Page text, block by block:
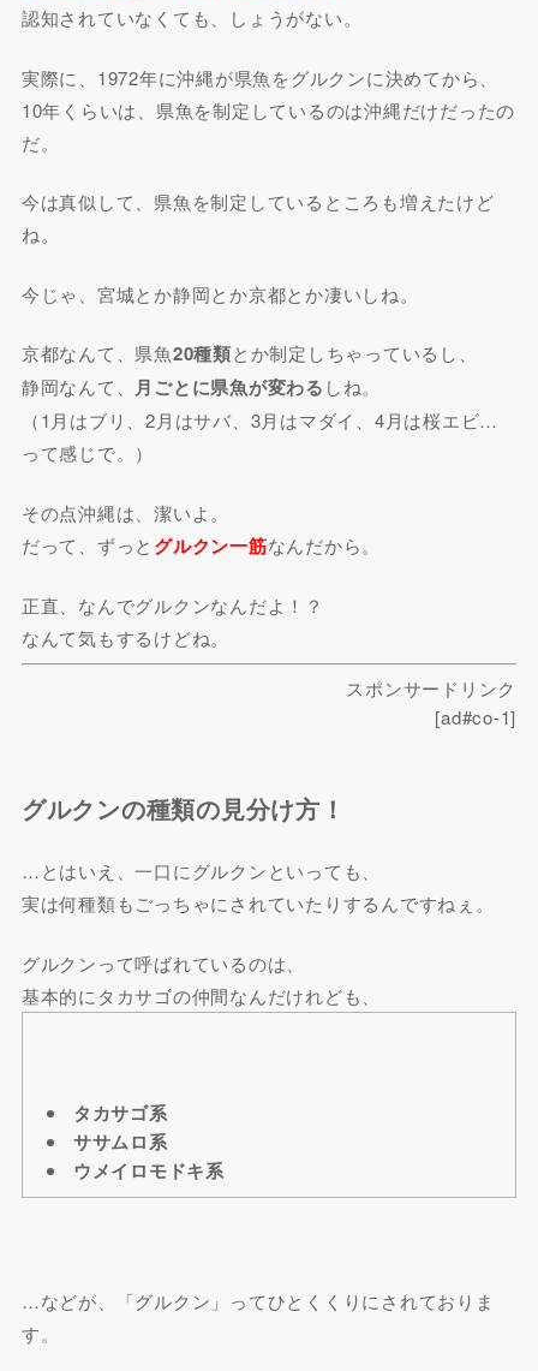
認知されていなくても、しょうがない。
実際に、1972年に沖縄が県魚をグルクンに決めてから、
10年くらいは、県魚を制定しているのは沖縄だけだったの
だ。
今は真似して、県魚を制定しているところも増えたけど
ね。
今じゃ、宮城とか静岡とか京都とか凄いしね。
京都なんて、県魚20種類とか制定しちゃっているし、
静岡なんて、 月ごとに県魚が変わる しね。
（1月はブリ、2月はサバ、3月はマダイ、4月は桜エビ…
って感じで。）
その点沖縄は、潔いよ。
だって、ずっと グルクン一筋なんだから。
正直、なんでグルクンなんだよ！？
なんて気もするけどね。
スポンサードリンク
[ad#co-1]
グルクンの種類の見分け方！
…とはいえ、一口にグルクンといっても、
実は何種類もごっちゃにされていたりするんですねぇ。
グルクンって呼ばれているのは、
基本的にタカサゴの仲間なんだけれども、
タカサゴ系
ササムロ系
ウメイロモドキ系
…などが、「グルクン」ってひとくくりにされておりま
す。